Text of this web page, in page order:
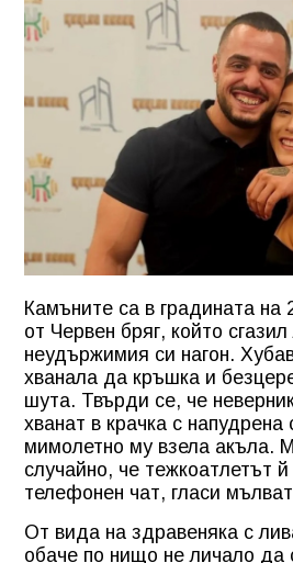
Камъните са в градината на
от Червен бряг, който
неудържимия си нагон.
хванала да кръшка и
шута. Твърди се, че
хванат в крачка с напудрена
мимолетно му взела акъла.
случайно, че тежкоатлетът й
телефонен чат, гласи
От вида на здравеняка с
обаче по нищо не личало да